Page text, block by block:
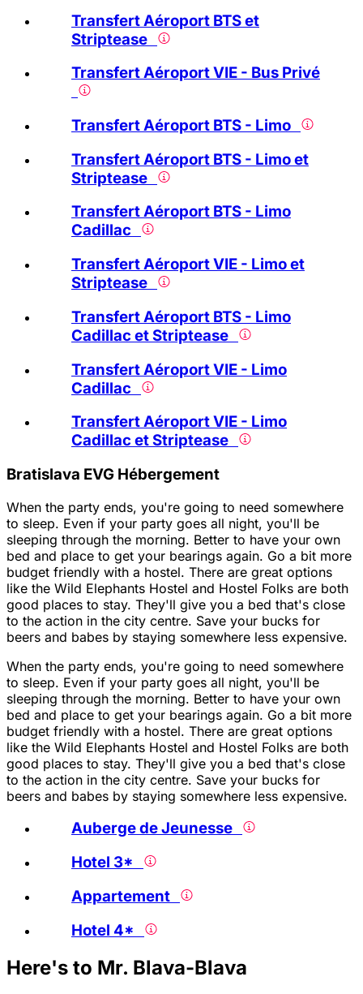
Transfert Aéroport BTS et
Striptease
Transfert Aéroport VIE - Bus Privé
Transfert Aéroport BTS - Limo
Transfert Aéroport BTS - Limo et
Striptease
Transfert Aéroport BTS - Limo
Cadillac
Transfert Aéroport VIE - Limo et
Striptease
Transfert Aéroport BTS - Limo
Cadillac et Striptease
Transfert Aéroport VIE - Limo
Cadillac
Transfert Aéroport VIE - Limo
Cadillac et Striptease
Bratislava EVG Hébergement
When the party ends, you're going to need somewhere
to sleep. Even if your party goes all night, you'll be
sleeping through the morning. Better to have your own
bed and place to get your bearings again. Go a bit more
budget friendly with a hostel. There are great options
like the Wild Elephants Hostel and Hostel Folks are both
good places to stay. They'll give you a bed that's close
to the action in the city centre. Save your bucks for
beers and babes by staying somewhere less expensive.
When the party ends, you're going to need somewhere
to sleep. Even if your party goes all night, you'll be
sleeping through the morning. Better to have your own
bed and place to get your bearings again. Go a bit more
budget friendly with a hostel. There are great options
like the Wild Elephants Hostel and Hostel Folks are both
good places to stay. They'll give you a bed that's close
to the action in the city centre. Save your bucks for
beers and babes by staying somewhere less expensive.
Auberge de Jeunesse
Hotel 3*
Appartement
Hotel 4*
Here's to Mr. Blava-Blava